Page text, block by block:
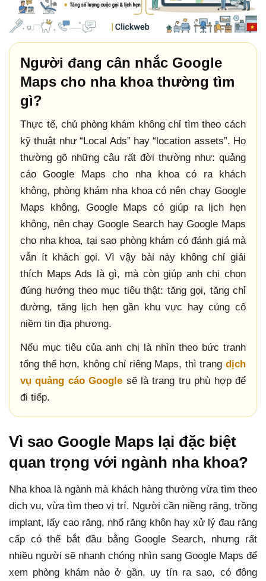
Người đang cân nhắc Google
Maps cho nha khoa thường tìm
gì?
Thực tế, chủ phòng khám không chỉ tìm theo cách
kỹ thuật như “Local Ads” hay “location assets”. Họ
thường gõ những câu rất đời thường như: quảng
cáo Google Maps cho nha khoa có ra khách
không, phòng khám nha khoa có nên chạy Google
Maps không, Google Maps có giúp ra lịch hẹn
không, nên chạy Google Search hay Google Maps
cho nha khoa, tại sao phòng khám có đánh giá mà
vẫn ít khách gọi. Vì vậy bài này không chỉ giải
thích Maps Ads là gì, mà còn giúp anh chị chọn
đúng hướng theo mục tiêu thật: tăng gọi, tăng chỉ
đường, tăng lịch hẹn gần khu vực hay củng cố
niềm tin địa phương.
Nếu mục tiêu của anh chị là nhìn theo bức tranh
tổng thể hơn, không chỉ riêng Maps, thì trang dịch
vụ quảng cáo Google sẽ là trang trụ phù hợp để
đi tiếp.
Vì sao Google Maps lại đặc biệt
quan trọng với ngành nha khoa?
Nha khoa là ngành mà khách hàng thường vừa tìm theo
dịch vụ, vừa tìm theo vị trí. Người cần niềng răng, trồng
implant, lấy cao răng, nhổ răng khôn hay xử lý đau răng
cấp có thể bắt đầu bằng Google Search, nhưng rất
nhiều người sẽ nhanh chóng nhìn sang Google Maps để
xem phòng khám nào ở gần, uy tín ra sao, có đông